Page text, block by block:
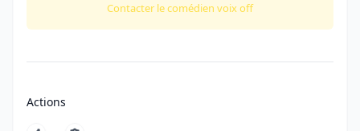
Contacter le comédien voix off
Actions